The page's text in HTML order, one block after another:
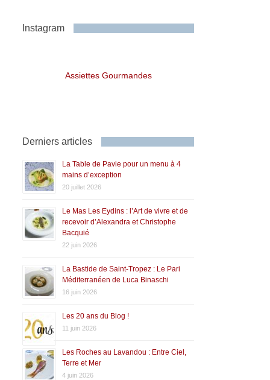
Instagram
Assiettes Gourmandes
Derniers articles
La Table de Pavie pour un menu à 4
mains d’exception
20 juillet 2026
Le Mas Les Eydins : l’Art de vivre et de
recevoir d’Alexandra et Christophe
Bacquié
22 juin 2026
La Bastide de Saint-Tropez : Le Pari
Méditerranéen de Luca Binaschi
16 juin 2026
Les 20 ans du Blog !
11 juin 2026
Les Roches au Lavandou : Entre Ciel,
Terre et Mer
4 juin 2026